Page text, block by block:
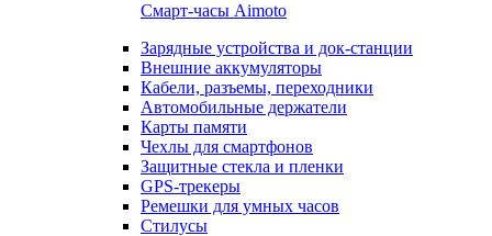
Смарт-часы Aimoto
Зарядные устройства и док-станции
Внешние аккумуляторы
Кабели, разъемы, переходники
Автомобильные держатели
Карты памяти
Чехлы для смартфонов
Защитные стекла и пленки
GPS-трекеры
Ремешки для умных часов
Стилусы